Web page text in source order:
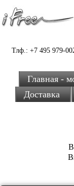
Тлф.: +7 495 979-
Главная -
Доставка